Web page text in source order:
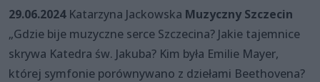
29.06.2024Katarzyna Jackowska Muzyczny Szczecin
„Gdzie bije muzyczne serce Szczecina? Jakie tajemnice
skrywa Katedra św. Jakuba? Kim była Emilie Mayer,
której symfonie porównywano z dziełami Beethovena?